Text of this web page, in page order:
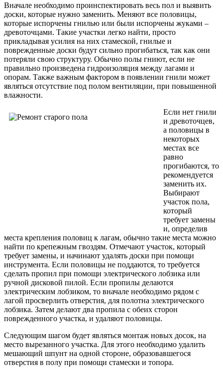
Вначале необходимо проинспектировать весь пол и выявить
доски, которые нужно заменить. Меняют все половицы,
которые испорчены гнилью или были испорчены жуками –
древоточцами. Такие участки легко найти, просто
прикладывая усилия на них стамеской, гнилые и
поврежденные доски будут сильно прогибаться, так как они
потеряли свою структуру. Обычно полы гниют, если не
правильно произведена гидроизоляция между лагами и
опорам. Также важным фактором в появлении гнили может
являться отсутствие под полом вентиляции, при повышенной
влажности.
Если нет гнили
и древоточцев,
а половицы в
некоторых
местах все
равно
прогибаются, то
рекомендуется
заменить их.
Выбирают
участок пола,
который
требует замены
и, определив
места крепления половиц к лагам, обычно такие места можно
найти по крепежным гвоздям. Отмечают участок, который
требует замены, и начинают удалять доски при помощи
инструмента. Если половицы не поддаются, то требуется
сделать пропил при помощи электрического лобзика или
ручной дисковой пилой. Если пропилы делаются
электрическим лобзиком, то вначале необходимо рядом с
лагой просверлить отверстия, для полотна электрического
лобзика. Затем делают два пропила с обеих сторон
поврежденного участка, и удаляют половицы.
Следующим шагом будет являться монтаж новых досок, на
место вырезанного участка. Для этого необходимо удалить
мешающий шпунт на одной стороне, образовавшегося
отверстия в полу при помощи стамески и топора.